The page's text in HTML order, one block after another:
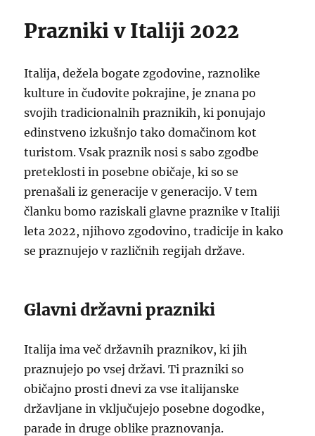
Prazniki v Italiji 2022
Italija, dežela bogate zgodovine, raznolike
kulture in čudovite pokrajine, je znana po
svojih tradicionalnih praznikih, ki ponujajo
edinstveno izkušnjo tako domačinom kot
turistom. Vsak praznik nosi s sabo zgodbe
preteklosti in posebne običaje, ki so se
prenašali iz generacije v generacijo. V tem
članku bomo raziskali glavne praznike v Italiji
leta 2022, njihovo zgodovino, tradicije in kako
se praznujejo v različnih regijah države.
Glavni državni prazniki
Italija ima več državnih praznikov, ki jih
praznujejo po vsej državi. Ti prazniki so
običajno prosti dnevi za vse italijanske
državljane in vključujejo posebne dogodke,
parade in druge oblike praznovanja.